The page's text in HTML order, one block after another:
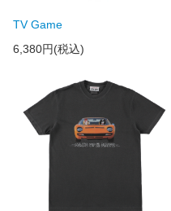
TV Game
6,380円(税込)